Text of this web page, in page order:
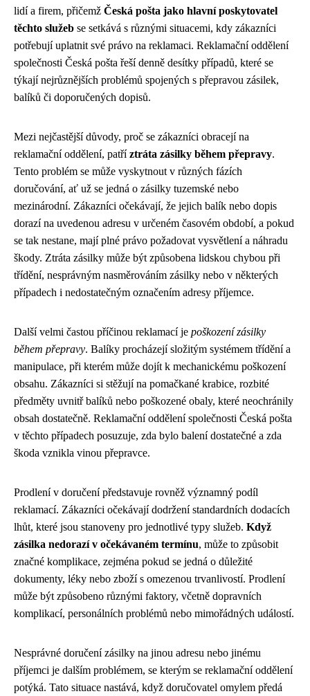
lidí a firem, přičemž Česká pošta jako hlavní poskytovatel
těchto služeb se setkává s různými situacemi, kdy zákazníci
potřebují uplatnit své právo na reklamaci. Reklamační oddělení
společnosti Česká pošta řeší denně desítky případů, které se
týkají nejrůznějších problémů spojených s přepravou zásilek,
balíků či doporučených dopisů.
Mezi nejčastější důvody, proč se zákazníci obracejí na
reklamační oddělení, patříztráta zásilky během přepravy.
Tento problém se může vyskytnout v různých fázích
doručování, ať už se jedná o zásilky tuzemské nebo
mezinárodní. Zákazníci očekávají, že jejich balík nebo dopis
dorazí na uvedenou adresu v určeném časovém období, a pokud
se tak nestane, mají plné právo požadovat vysvětlení a náhradu
škody. Ztráta zásilky může být způsobena lidskou chybou při
třídění, nesprávným nasměrováním zásilky nebo v některých
případech i nedostatečným označením adresy příjemce.
Další velmi častou příčinou reklamací je poškození zásilky
během přepravy. Balíky procházejí složitým systémem třídění a
manipulace, při kterém může dojít k mechanickému poškození
obsahu. Zákazníci si stěžují na pomačkané krabice, rozbité
předměty uvnitř balíků nebo poškozené obaly, které neochránily
obsah dostatečně. Reklamační oddělení společnosti Česká pošta
v těchto případech posuzuje, zda bylo balení dostatečné a zda
škoda vznikla vinou přepravce.
Prodlení v doručení představuje rovněž významný podíl
reklamací. Zákazníci očekávají dodržení standardních dodacích
lhůt, které jsou stanoveny pro jednotlivé typy služeb. Když
zásilka nedorazí v očekávaném termínu, může to způsobit
značné komplikace, zejména pokud se jedná o důležité
dokumenty, léky nebo zboží s omezenou trvanlivostí. Prodlení
může být způsobeno různými faktory, včetně dopravních
komplikací, personálních problémů nebo mimořádných událostí.
Nesprávné doručení zásilky na jinou adresu nebo jinému
příjemci je dalším problémem, se kterým se reklamační oddělení
potýká. Tato situace nastává, když doručovatel omylem předá